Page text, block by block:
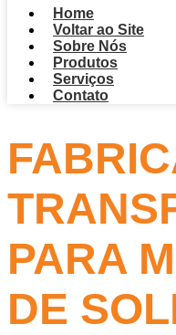
Home
Voltar ao Site
Sobre Nós
Produtos
Serviços
Contato
PARA
DE